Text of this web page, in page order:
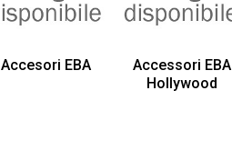
Accesori EBA
Accessori EBA
Hollywood